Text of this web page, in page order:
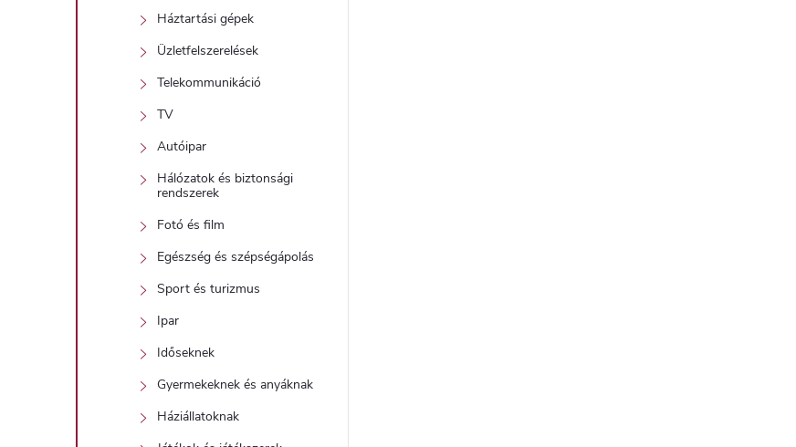
Háztartási gépek
Üzletfelszerelések
Telekommunikáció
TV
Autóipar
Hálózatok és biztonsági
rendszerek
Fotó és film
Egészség és szépségápolás
Sport és turizmus
Ipar
Időseknek
Gyermekeknek és anyáknak
Háziállatoknak